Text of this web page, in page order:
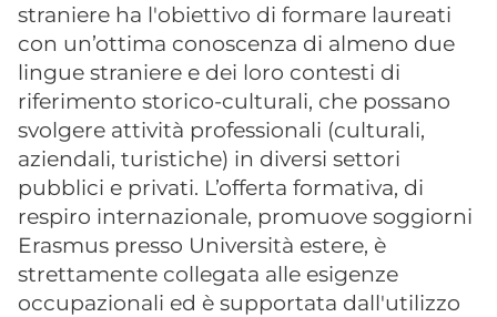
straniere ha l'obiettivo di formare laureati
con un’ottima conoscenza di almeno due
lingue straniere e dei loro contesti di
riferimento storico-culturali, che possano
svolgere attività professionali (culturali,
aziendali, turistiche) in diversi settori
pubblici e privati. L’offerta formativa, di
respiro internazionale, promuove soggiorni
Erasmus presso Università estere, è
strettamente collegata alle esigenze
occupazionali ed è supportata dall'utilizzo